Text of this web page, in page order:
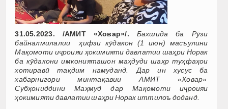
31.05.2023. /АМИТ «Ховар»/.
Бахшида ба Рӯзи
байналмилалии ҳифзи кӯдакон (1 июн) масъулини
Мақомоти иҷроияи ҳокимияти давлатии шаҳри Норак
ба кӯдакони имконияташон маҳдуди шаҳр туҳфаҳои
хотиравӣ тақдим намуданд. Дар ин хусус ба
хабарнигори минтақавии АМИТ «Ховар»
Субҳониддини Маҳмуд дар Мақомоти иҷроияи
ҳокимияти давлатии шаҳри Норак иттилоъ доданд.